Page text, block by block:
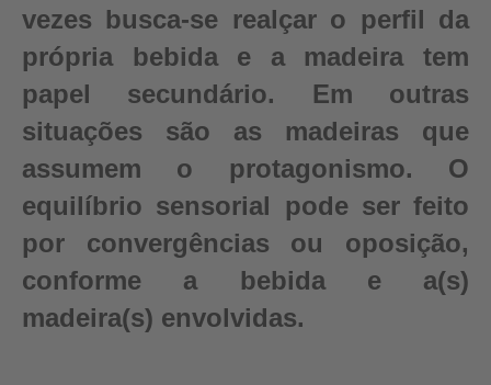
vezes busca-se realçar o perfil da
própria bebida e a madeira tem
papel secundário. Em outras
situações são as madeiras que
assumem o protagonismo. O
equilíbrio sensorial pode ser feito
por convergências ou oposição,
conforme a bebida e a(s)
madeira(s) envolvidas.